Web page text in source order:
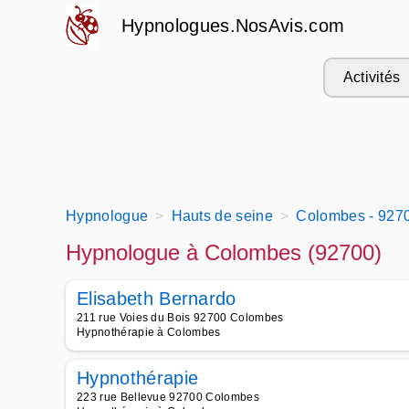
Hypnologues.NosAvis.com
Activités
Hypnologue Hauts de seine Colombes -
Hypnologue à Colombes (92700)
Elisabeth Bernardo
211 rue Voies du Bois 92700 Colombes
Hypnothérapie à Colombes
Hypnothérapie
223 rue Bellevue 92700 Colombes